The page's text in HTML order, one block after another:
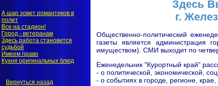
А шар зовет романтиков в
полет
Все на стадион!
Город - ветеранам
Здесь работа становится
судьбой
Имеем право
Кухня оригинальных блюд
Вернуться назад
Здесь
г.
Общественно-политический
газеты является администрация
имуществом). СМИ выходит по
Еженедельник "Курортный край"
- о политической, экономической,
- о событиях в городе, регионе, крае,